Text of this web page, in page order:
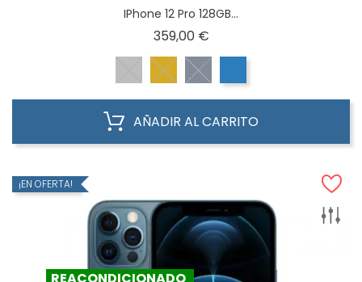
IPhone 12 Pro 128GB...
359,00 €Precio
AÑADIR AL CARRITO
¡EN OFERTA!